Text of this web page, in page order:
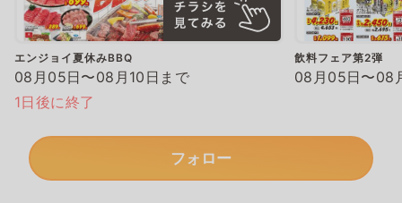
エンジョイ夏休みBBQ
08月05日〜08月10日まで
1日後に終了
飲料フェア第2弾
08月05日〜08
フォロー